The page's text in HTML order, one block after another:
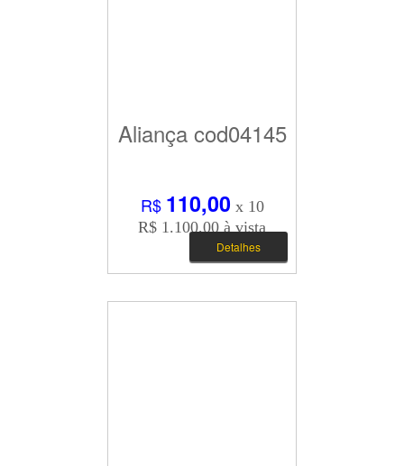
Aliança cod04145
R$ 110,00 x 10
R$ 1.100,00 à vista
Detalhes